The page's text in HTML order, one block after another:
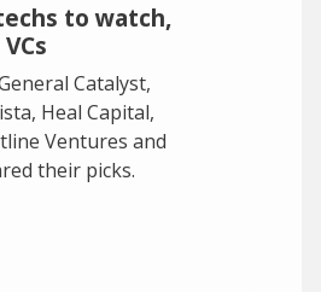
to watch,
Catalyst,
Heal Capital,
Ventures and
their picks.